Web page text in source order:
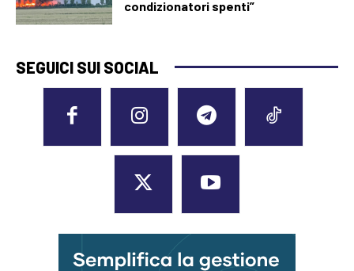
condizionatori spenti”
SEGUICI SUI SOCIAL